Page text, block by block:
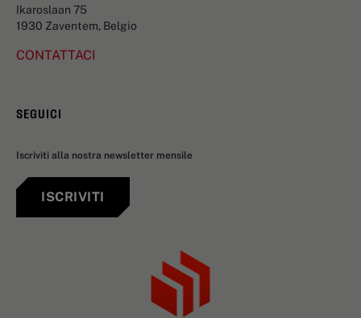
Ikaroslaan 75
1930 Zaventem, Belgio
CONTATTACI
SEGUICI
Iscriviti alla nostra newsletter mensile
ISCRIVITI